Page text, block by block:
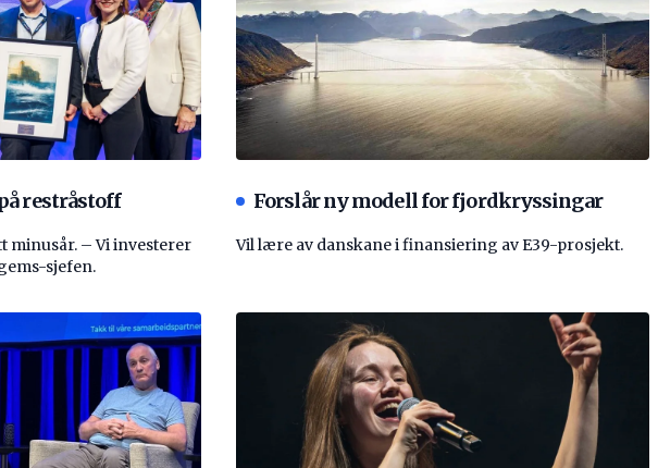
restråstoff
minusår. – Vi investerer
sjefen.
Forslår ny modell for fjordkryssingar
Vil lære av danskane i finansiering av E39-prosjekt.